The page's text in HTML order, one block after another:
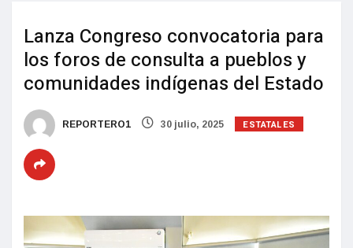
Lanza Congreso convocatoria para
los foros de consulta a pueblos y
comunidades indígenas del Estado
REPORTERO1 30 julio, 2025 ESTATALES